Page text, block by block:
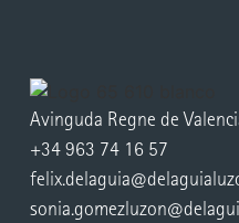
Avinguda Regne de
+34 963 74 16 57